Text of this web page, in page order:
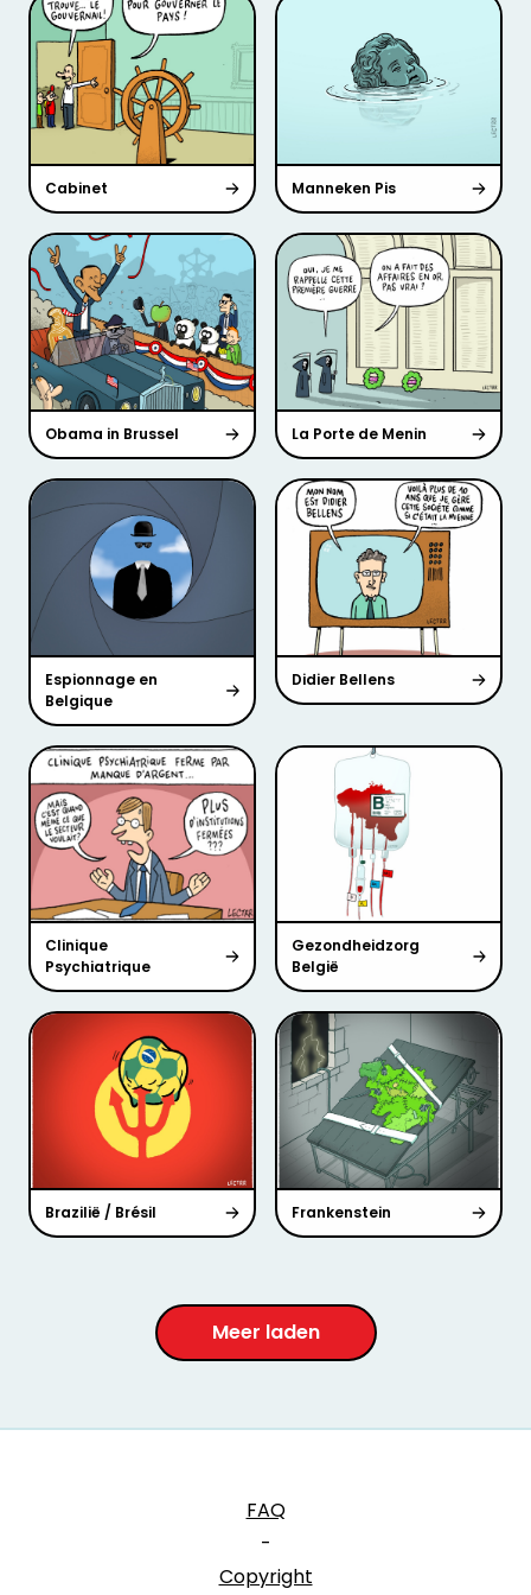
Cabinet Manneken Pis
Obama in Brussel La Porte de Menin
Espionnage en
Belgique
Didier Bellens
Clinique
Psychiatrique
Gezondheidzorg
België
Brazilië / Brésil Frankenstein
Meer laden
FAQ
-
Copyright